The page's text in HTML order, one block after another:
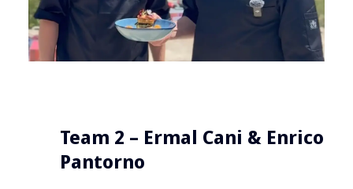
Team 2 – Ermal Cani & Enrico
Pantorno